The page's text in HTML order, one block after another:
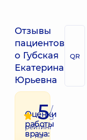
Отзывы
пациентов
о Губская
Екатерина
Юрьевна
QR
Оценки
работы
врача:
5/
5
рейтинг
на